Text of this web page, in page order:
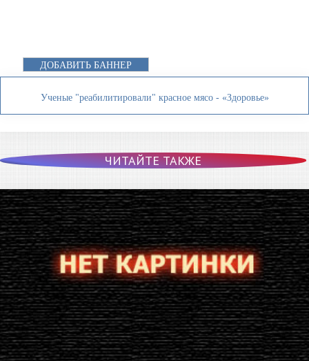
ДОБАВИТЬ БАННЕР
Ученые "реабилитировали" красное мясо - «Здоровье»
ЧИТАЙТЕ ТАКЖЕ